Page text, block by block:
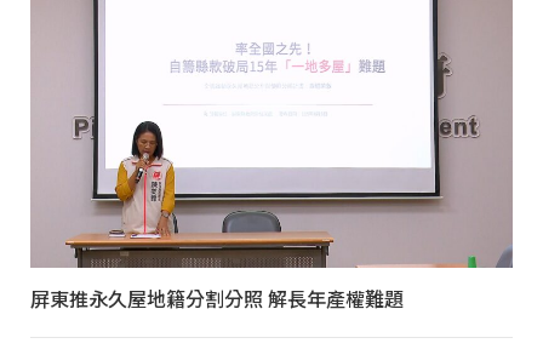
屏東推永久屋地籍分割分照 解長年產權難題